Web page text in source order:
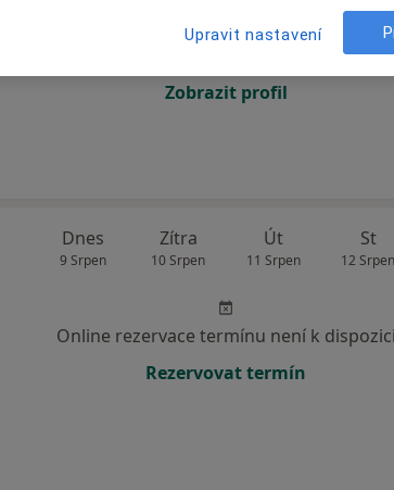
Online rezervace termínu není k
Zobrazit profil
Dnes
9 Srpen
Zítra
10 Srpen
Út
11 Srpen
St
12 Srpen
Online rezervace termínu není k dispozici
Rezervovat termín
Upravit nastavení